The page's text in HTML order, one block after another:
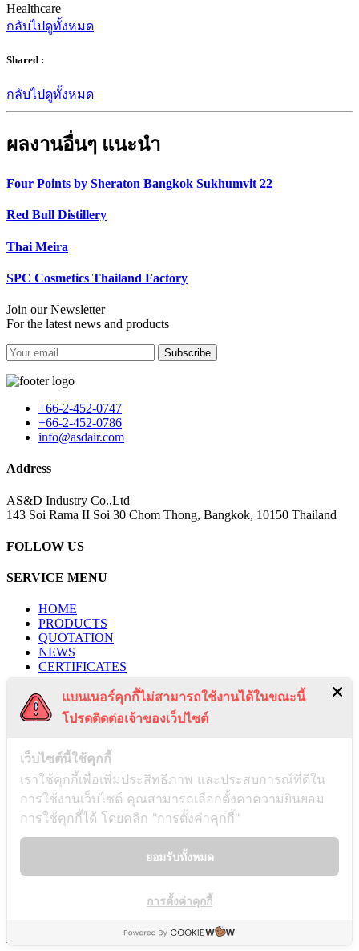
Healthcare
กลับไปดูทั้งหมด
Shared :
กลับไปดูทั้งหมด
ผลงานอื่นๆ แนะนำ
Four Points by Sheraton Bangkok Sukhumvit 22
Red Bull Distillery
Thai Meira
SPC Cosmetics Thailand Factory
Join our Newsletter
For the latest news and products
Subscribe
+66-2-452-0747
+66-2-452-0786
info@asdair.com
Address
AS&D Industry Co.,Ltd
143 Soi Rama II Soi 30 Chom Thong, Bangkok, 10150 Thailand
FOLLOW US
SERVICE MENU
HOME
PRODUCTS
QUOTATION
NEWS
CERTIFICATES
CONTACT US
PRIVACY POLICY
TERMS & CONDITIONS
RECENT POSTS
Payment Notification
AS & D INDUSTRY Co., LTD. @2021. All right reserved
แบนเนอร์คุกกี้ไม่สามารถใช้งานได้ในขณะนี้
โปรดติดต่อเจ้าของเว็ปไซต์
เว็บไซต์นี้ใช้คุกกี้
เราใช้คุกกี้เพื่อเพิ่มประสิทธิภาพ และประสบการณ์ที่ดีใน
การใช้งานเว็บไซต์ คุณสามารถเลือกตั้งค่าความยินยอม
การใช้คุกกี้ได้ โดยคลิก "การตั้งค่าคุกกี้"
ยอมรับทั้งหมด
การตั้งค่าคุกกี้